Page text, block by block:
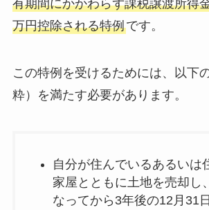
有期間にかかわらず課税譲渡所得
万円控除される特例です。
この特例を受けるためには、以下
粋）を満たす必要があります。
自分が住んでいるあるいは
家屋とともに土地を売却し
なってから3年後の12月31